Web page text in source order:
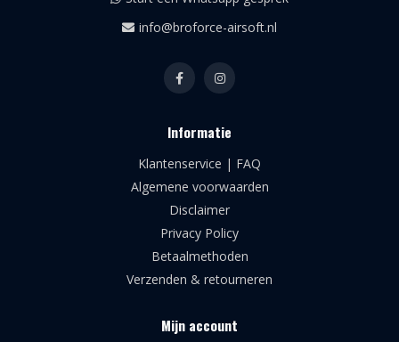
info@broforce-airsoft.nl
Informatie
Klantenservice | FAQ
Algemene voorwaarden
Disclaimer
Privacy Policy
Betaalmethoden
Verzenden & retourneren
Mijn account